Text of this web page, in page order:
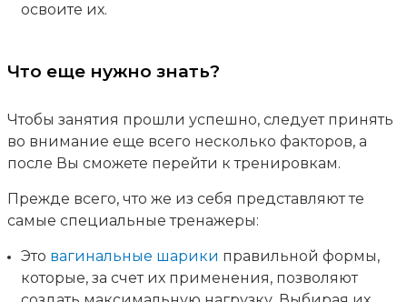
освоите их.
Что еще нужно знать?
Чтобы занятия прошли успешно, следует принять
во внимание еще всего несколько факторов, а
после Вы сможете перейти к тренировкам.
Прежде всего, что же из себя представляют те
самые специальные тренажеры:
Это вагинальные шарики правильной формы,
которые, за счет их применения, позволяют